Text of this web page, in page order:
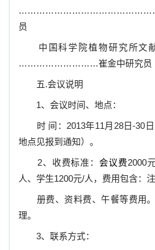
员
中国科学院植物研究所文
………………………崔金中研究员
五.会议说明
1、会议时间、地点：
时 间： 2013年11月 28日-30 日
地点见报到通知）。
2、 收费标准：会议费2000
人、学生1200元/人，费用包含：注
册费、资料费、午餐等费用
理。
3、联系方式：